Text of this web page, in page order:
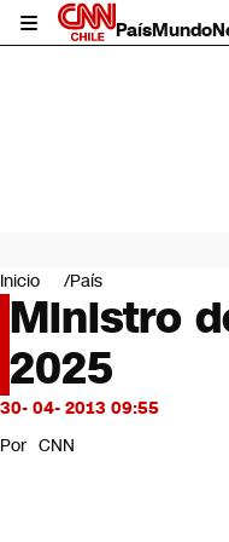
PaísMundo
Mundo
Negocios
Deportes
Programas completos
Cultura
Servicios
Bits
CNN Data
Inicio País
Ministro
2025
30- 04- 2013 09:55
Por CNN